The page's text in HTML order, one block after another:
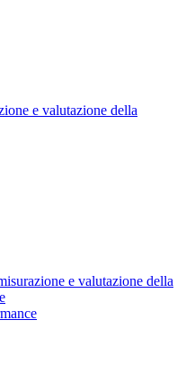
e valutazione della
e valutazione della